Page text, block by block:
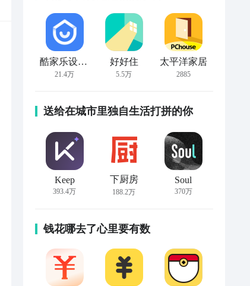
酷家乐设计师
21.4万
好好住
5.5万
太平洋家居
2885
送给在城市里独自生活打拼的你
Keep
393.4万
下厨房
188.2万
Soul
370万
钱花哪去了心里要有数